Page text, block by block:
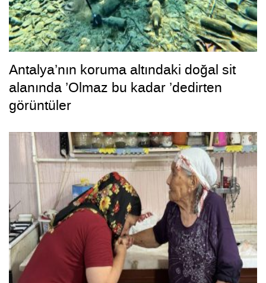
Antalya’nın koruma altındaki doğal sit
alanında ’Olmaz bu kadar ’dedirten
görüntüler